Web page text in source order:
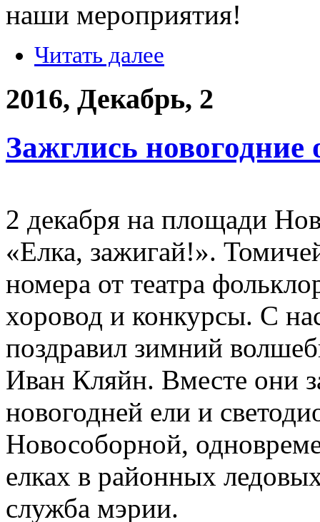
наши мероприятия!
Читать далее
2016, Декабрь, 2
Зажглись новогодние
2 декабря на площади
«Елка, зажигай!».
номера от театра
хоровод и конкурсы. С
поздравил зимний
Иван Кляйн. Вместе они
новогодней ели и
Новособорной,
елках в районных
служба мэрии.